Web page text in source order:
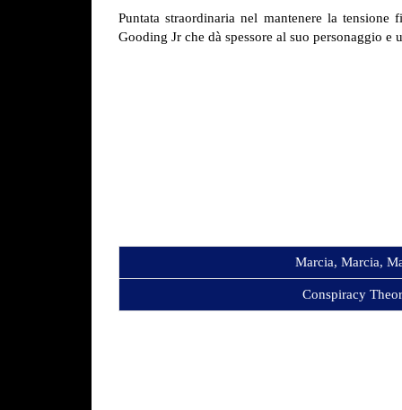
Puntata straordinaria nel mantenere la
Gooding Jr che dà spessore al suo personaggio
Marcia, Marcia,
Conspiracy